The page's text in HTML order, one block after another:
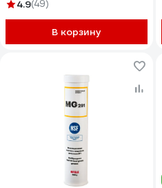
4.9(49)
В корзину